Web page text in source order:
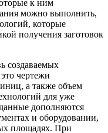
к ним
можно выполнить,
которые
получения заготовок
создаваемых
чертежи
а также объем
для уже
дополняются
и оборудовании,
площадях. При